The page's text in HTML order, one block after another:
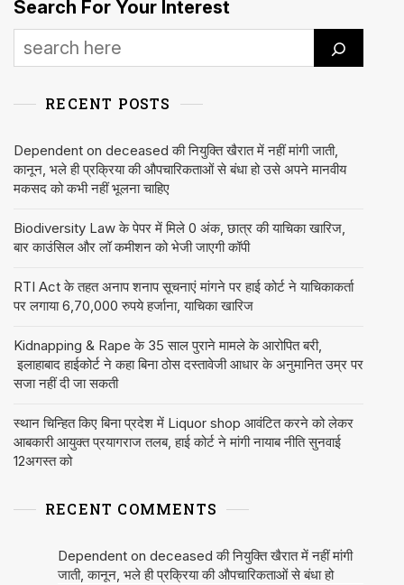
Search For Your Interest
RECENT POSTS
Dependent on deceased की नियुक्ति खैरात में नहीं मांगी जाती,
कानून, भले ही प्रक्रिया की औपचारिकताओं से बंधा हो उसे अपने मानवीय
मकसद को कभी नहीं भूलना चाहिए
Biodiversity Law के पेपर में मिले 0 अंक, छात्र की याचिका खारिज,
बार काउंसिल और लॉ कमीशन को भेजी जाएगी कॉपी
RTI Act के तहत अनाप शनाप सूचनाएं मांगने पर हाई कोर्ट ने याचिकाकर्ता
पर लगाया 6,70,000 रुपये हर्जाना, याचिका खारिज
Kidnapping & Rape के 35 साल पुराने मामले के आरोपित बरी,
इलाहाबाद हाईकोर्ट ने कहा बिना ठोस दस्तावेजी आधार के अनुमानित उम्र पर
सजा नहीं दी जा सकती
स्थान चिन्हित किए बिना प्रदेश में Liquor shop आवंटित करने को लेकर
आबकारी आयुक्त प्रयागराज तलब, हाई कोर्ट ने मांगी नायाब नीति सुनवाई
12अगस्त को
RECENT COMMENTS
Dependent on deceased की नियुक्ति खैरात में नहीं मांगी
जाती, कानून, भले ही प्रक्रिया की औपचारिकताओं से बंधा हो